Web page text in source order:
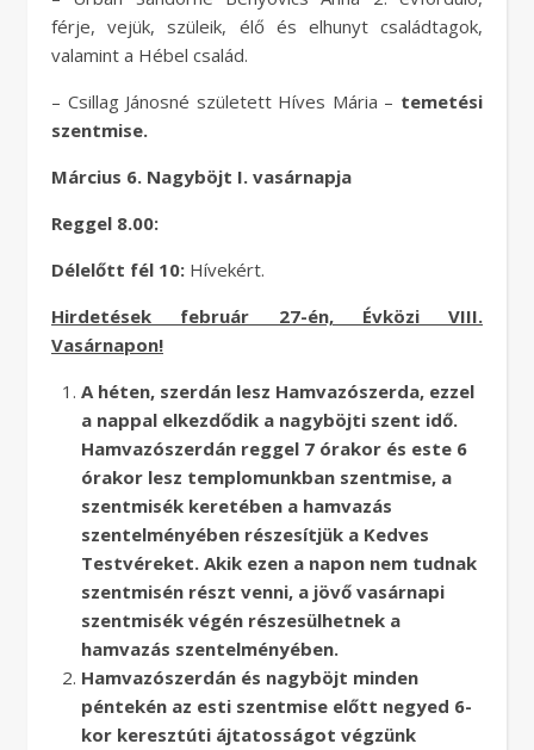
férje, vejük, szüleik, élő és elhunyt családtagok,
valamint a Hébel család.
– Csillag Jánosné született Híves Mária – temetési
szentmise.
Március 6. Nagyböjt I. vasárnapja
Reggel 8.00:
Délelőtt fél 10: Hívekért.
Hirdetések február 27-én, Évközi VIII.
Vasárnapon!
A héten, szerdán lesz Hamvazószerda, ezzel
a nappal elkezdődik a nagyböjti szent idő.
Hamvazószerdán reggel 7 órakor és este 6
órakor lesz templomunkban szentmise, a
szentmisék keretében a hamvazás
szentelményében részesítjük a Kedves
Testvéreket. Akik ezen a napon nem tudnak
szentmisén részt venni, a jövő vasárnapi
szentmisék végén részesülhetnek a
hamvazás szentelményében.
Hamvazószerdán és nagyböjt minden
péntekén az esti szentmise előtt negyed 6-
kor keresztúti ájtatosságot végzünk